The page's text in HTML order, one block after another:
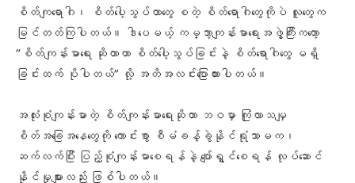
စိတ်ကျရောဂါ၊ စိတ်ပေါ့သွပ်တာတွေ စတဲ့‌ စိတ်ရောဂါတွေကိုပဲ လူတွေက
မြင်တတ်ကြပါတယ်။ ဒါပေမယ့် ကမ္ဘာ့ကျန်းမာရေးအဖွဲ့ကြီးကတော့
“စိတ်ကျန်းမာရေး ဆိုတာဟာ စိတ်ပေါ့‌သွပ်ခြင်းနဲ့ စိတ်ရောဂါတွေ မရှိ
ခြင်းထက် ပိုပါတယ်” လို့ အတိအလင်းပြောထားပါတယ်။
အလုံးစုံကျန်းမာတဲ့ စိတ်ကျန်းမာရေးဆိုတာ ဘဝမှာ ကြုံလာသမျှ
စိတ်အခြေအနေတွေကို ကောင်းစွာ စီမံခန့်ခွဲနိုင်ရုံသာမက၊
ဆက်လက်ပြီး ပြည့်စုံကျန်းမာစေရန်နဲ့ ပျော်ရွှင်‌စေရန် လုပ်ဆောင်
နိုင်မှုများလည်း ဖြစ်ပါတယ်။